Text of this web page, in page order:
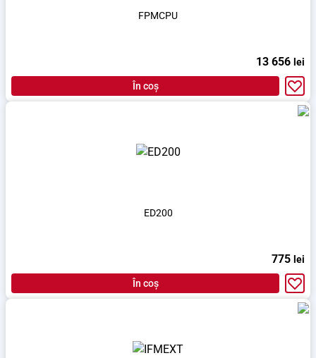
FPMCPU
13 656 lei
În coș
ED200
775 lei
În coș